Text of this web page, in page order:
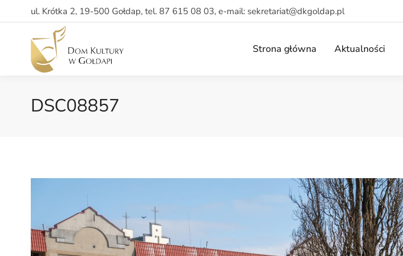
ul. Krótka 2, 19-500 Gołdap, tel. 87 615 08 03, e-mail: sekretariat@dkgoldap.pl
Strona główna Aktualności
DSC08857